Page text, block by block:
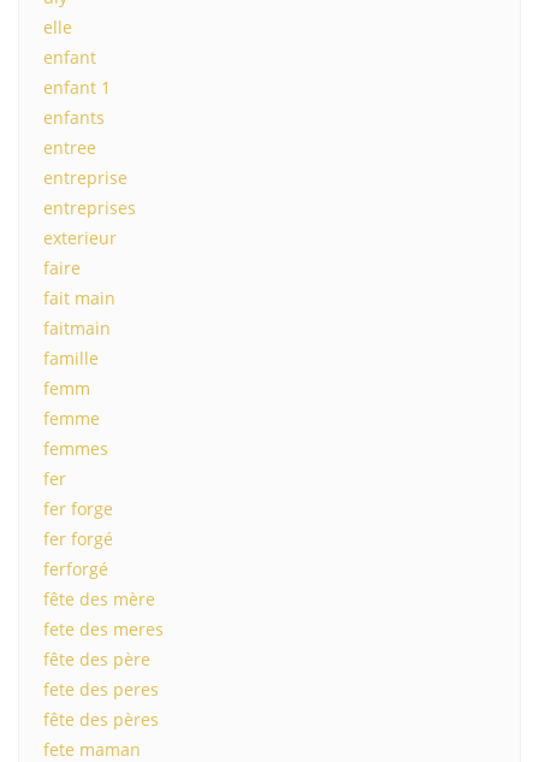
elle
enfant
enfant 1
enfants
entree
entreprise
entreprises
exterieur
faire
fait main
faitmain
famille
femm
femme
femmes
fer
fer forge
fer forgé
ferforgé
fête des mère
fete des meres
fête des père
fete des peres
fête des pères
fete maman